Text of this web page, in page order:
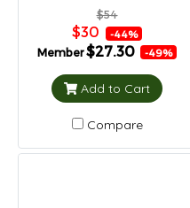
$54
$30 -44%
Member$27.30 -49%
Add to Cart
Compare